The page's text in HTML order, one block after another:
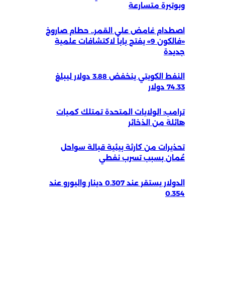
وبوتيرة متسارعة
اصطدام غامض على القمر.. حطام صاروخ
«فالكون 9» يفتح باباً لاكتشافات علمية
جديدة
النفط الكويتي ينخفض 3.88 دولار ليبلغ
74.33 دولار
ترامب: الولايات المتحدة تمتلك كميات
هائلة من الذخائر
تحذيرات من كارثة بيئية قبالة سواحل
عُمان بسبب تسرب نفطي
الدولار يستقر عند 0.307 دينار واليورو عند
0.354